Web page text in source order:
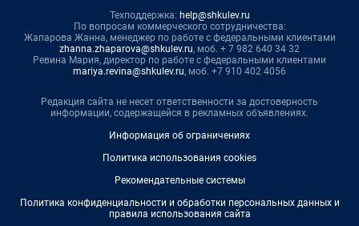
Техподдержка: help@shkulev.ru
По вопросам коммерческого сотрудничества:
Жапарова Жанна, менеджер по работе с федеральными клиентами
zhanna.zhaparova@shkulev.ru, моб. + 7 982 640 34 32
Ревина Мария, директор по работе с федеральными клиентами
mariya.revina@shkulev.ru, моб. +7 910 402 4056
Редакция сайта не несет ответственности за достоверность
информации, содержащейся в рекламных объявлениях.
Информация об ограничениях
Политика использования cookies
Рекомендательные системы
Политика конфиденциальности и обработки персональных данных и
правила использования сайта